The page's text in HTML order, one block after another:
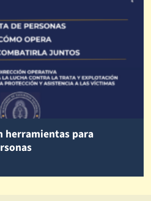
herramientas para